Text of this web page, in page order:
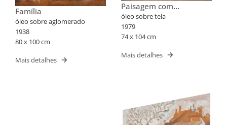
Família
óleo sobre aglomerado
1938
80 x 100 cm
Mais detalhes
Paisagem com
Pescadores
óleo sobre tela
1979
74 x 104 cm
Mais detalhes